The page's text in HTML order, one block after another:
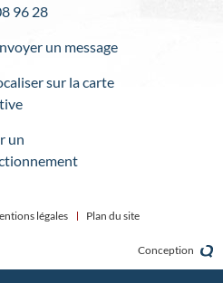
96 28
un message
sur la carte
un
légales Plan du site
Conception